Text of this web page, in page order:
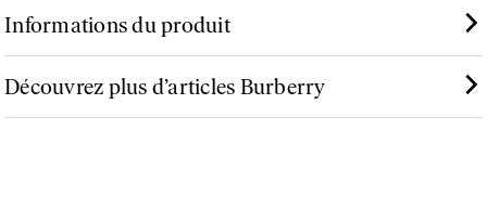
Informations du produit
Découvrez plus d’articles Burberry